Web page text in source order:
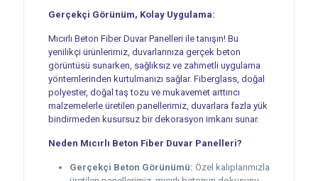
Gerçekçi Görünüm, Kolay Uygulama:
Mıcırlı Beton Fiber Duvar Panelleri ile tanışın! Bu
yenilikçi ürünlerimiz, duvarlarınıza gerçek beton
görüntüsü sunarken, sağlıksız ve zahmetli uygulama
yöntemlerinden kurtulmanızı sağlar. Fiberglass, doğal
polyester, doğal taş tozu ve mukavemet arttırıcı
malzemelerle üretilen panellerimiz, duvarlara fazla yük
bindirmeden kusursuz bir dekorasyon imkanı sunar.
Neden Mıcırlı Beton Fiber Duvar Panelleri?
Gerçekçi Beton Görünümü: Özel kalıplarımızla